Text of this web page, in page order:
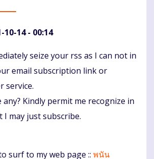
10-14 - 00:14
seize your rss as I can not in
email subscription link or
service.
any? Kindly permit me recognize in
I may just subscribe.
surf to my web page :: พนัน